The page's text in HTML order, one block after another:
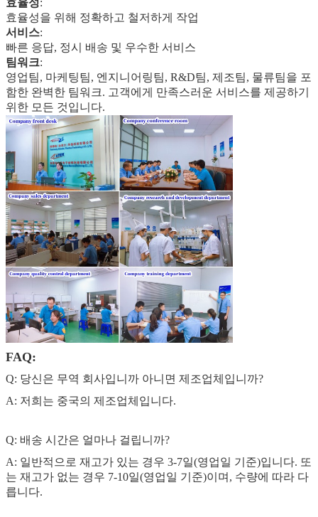
효율성을 위해 정확하고 철저하게 작업
서비스:
빠른 응답, 정시 배송 및 우수한 서비스
팀워크:
영업팀, 마케팅팀, 엔지니어링팀, R&D팀, 제조팀, 물류팀을 포
함한 완벽한 팀워크. 고객에게 만족스러운 서비스를 제공하기
위한 모든 것입니다.
FAQ:
Q: 당신은 무역 회사입니까 아니면 제조업체입니까?
A: 저희는 중국의 제조업체입니다.
Q: 배송 시간은 얼마나 걸립니까?
A: 일반적으로 재고가 있는 경우 3-7일(영업일 기준)입니다. 또
는 재고가 없는 경우 7-10일(영업일 기준)이며, 수량에 따라 다
릅니다.